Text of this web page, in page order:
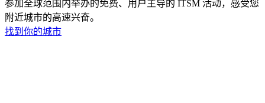
参加全球范围内举办的免费、用户主导的 ITSM 活动，感受您
附近城市的高速兴奋。
找到你的城市